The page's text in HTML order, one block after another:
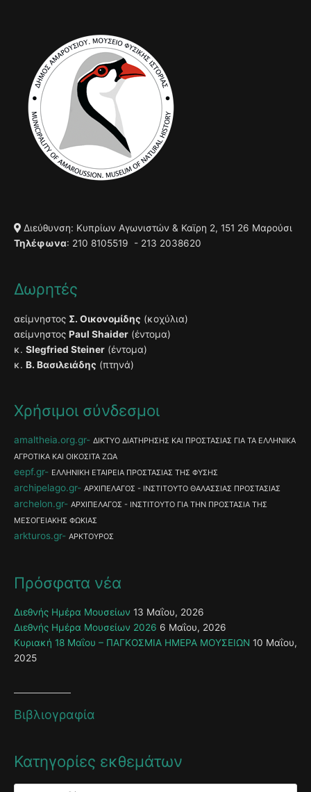
Διεύθυνση: Κυπρίων Αγωνιστών & Καϊρη 2, 151 26 Μαρούσι
Τηλέφωνα: 210 8105519 - 213 2038620
Δωρητές
αείμνηστος Σ. Οικονομίδης (κοχύλια)
αείμνηστος Paul Shaider (έντομα)
κ. Slegfried Steiner (έντομα)
κ. Β. Βασιλειάδης (πτηνά)
Χρήσιμοι σύνδεσμοι
amaltheia.org.gr
ΔΙΚΤΥΟ ΔΙΑΤΗΡΗΣΗΣ ΚΑΙ ΠΡΟΣΤΑΣΙΑΣ ΓΙΑ ΤΑ ΕΛΛΗΝΙΚΑ
ΑΓΡΟΤΙΚΑ ΚΑΙ ΟΙΚΟΣΙΤΑ ΖΩΑ
eepf.gr ΕΛΛΗΝΙΚΗ ΕΤΑΙΡΕΙΑ ΠΡΟΣΤΑΣΙΑΣ ΤΗΣ ΦΥΣΗΣ
archipelago.gr ΑΡΧΙΠΕΛΑΓΟΣ - ΙΝΣΤΙΤΟΥΤΟ ΘΑΛΑΣΣΙΑΣ ΠΡΟΣΤΑΣΙΑΣ
archelon.gr
ΑΡΧΙΠΕΛΑΓΟΣ - ΙΝΣΤΙΤΟΥΤΟ ΓΙΑ ΤΗΝ ΠΡΟΣΤΑΣΙΑ ΤΗΣ
ΜΕΣΟΓΕΙΑΚΗΣ ΦΩΚΙΑΣ
arkturos.gr ΑΡΚΤΟΥΡΟΣ
Πρόσφατα νέα
Διεθνής Ημέρα Μουσείων 13 Μαΐου, 2026
Διεθνής Ημέρα Μουσείων 2026 6 Μαΐου, 2026
Κυριακή 18 Μαΐου – ΠΑΓΚΟΣΜΙΑ ΗΜΕΡΑ ΜΟΥΣΕΙΩΝ 10 Μαΐου,
2025
Βιβλιογραφία
Κατηγορίες εκθεμάτων